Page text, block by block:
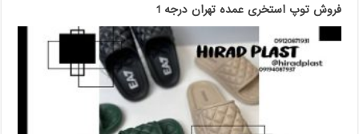
فروش توپ استخری عمده تهران درجه 1